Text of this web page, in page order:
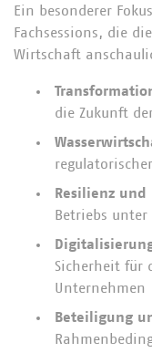
Ein besonderer
Fachsessions, die
Wirtschaft
die Zukunft
Resilienz und
Betriebs
Sicherheit für
Unternehmen
Beteiligung